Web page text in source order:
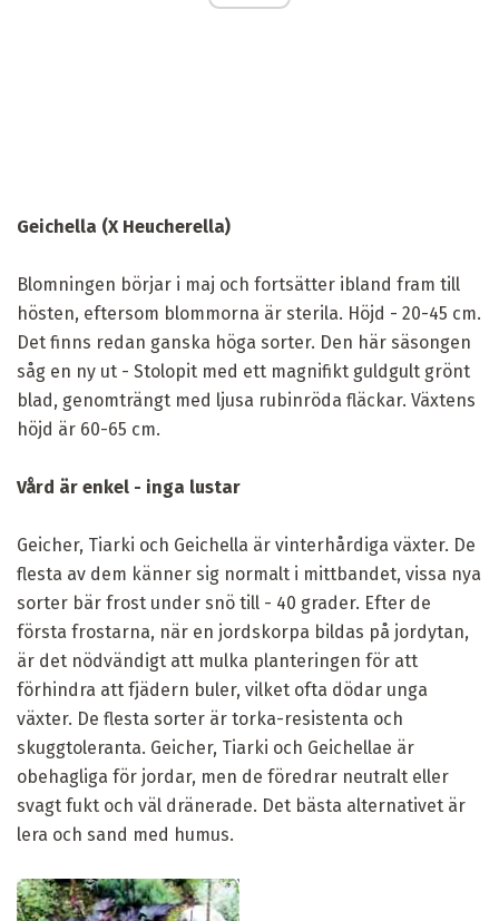
Geichella (X Heucherella)
Blomningen börjar i maj och fortsätter ibland fram till
hösten, eftersom blommorna är sterila. Höjd - 20-45 cm.
Det finns redan ganska höga sorter. Den här säsongen
såg en ny ut - Stolopit med ett magnifikt guldgult grönt
blad, genomträngt med ljusa rubinröda fläckar. Växtens
höjd är 60-65 cm.
Vård är enkel - inga lustar
Geicher, Tiarki och Geichella är vinterhårdiga växter. De
flesta av dem känner sig normalt i mittbandet, vissa nya
sorter bär frost under snö till - 40 grader. Efter de
första frostarna, när en jordskorpa bildas på jordytan,
är det nödvändigt att mulka planteringen för att
förhindra att fjädern buler, vilket ofta dödar unga
växter. De flesta sorter är torka-resistenta och
skuggtoleranta. Geicher, Tiarki och Geichellae är
obehagliga för jordar, men de föredrar neutralt eller
svagt fukt och väl dränerade. Det bästa alternativet är
lera och sand med humus.